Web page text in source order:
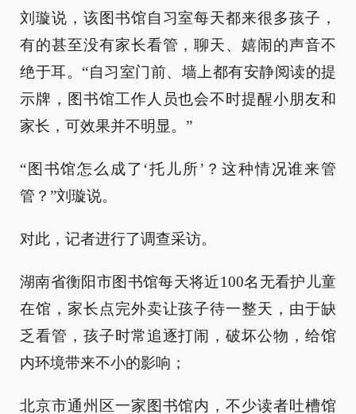
刘璇说，该图书馆自习室每天都来很多孩子，
有的甚至没有家长看管，聊天、嬉闹的声音不
绝于耳。“自习室门前、墙上都有安静阅读的提
示牌，图书馆工作人员也会不时提醒小朋友和
家长，可效果并不明显。”
“图书馆怎么成了‘托儿所’？这种情况谁来管
管？”刘璇说。
对此，记者进行了调查采访。
湖南省衡阳市图书馆每天将近100名无看护儿童
在馆，家长点完外卖让孩子待一整天，由于缺
乏看管，孩子时常追逐打闹，破坏公物，给馆
内环境带来不小的影响；
北京市通州区一家图书馆内，不少读者吐槽馆